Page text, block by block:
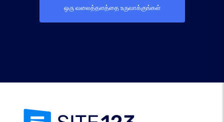
ஒரு வலைத்தளத்தை உருவாக்குங்கள்